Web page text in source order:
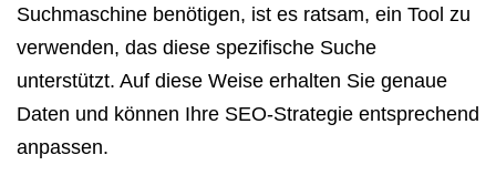
Suchmaschine benötigen, ist es ratsam, ein Tool zu
verwenden, das diese spezifische Suche
unterstützt. Auf diese Weise erhalten Sie genaue
Daten und können Ihre SEO-Strategie entsprechend
anpassen.